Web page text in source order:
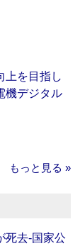
上を目指し
機デジタル
もっと見る »
死去‐国家公